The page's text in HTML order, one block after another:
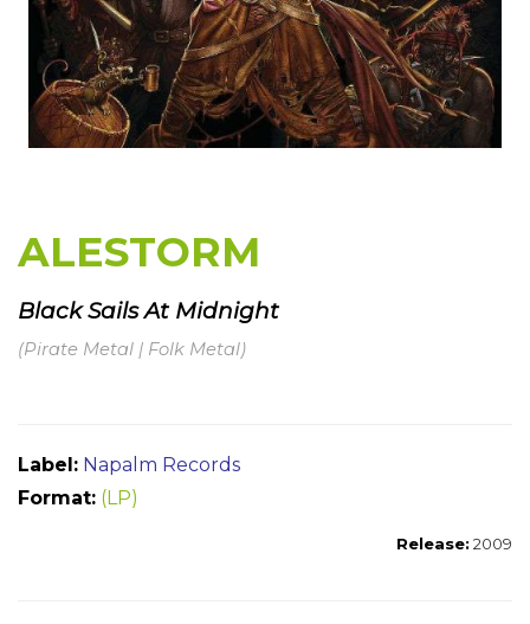
ALESTORM
Black Sails At Midnight
(Pirate Metal | Folk Metal)
Label: Napalm Records
Format: (LP)
Release: 2009